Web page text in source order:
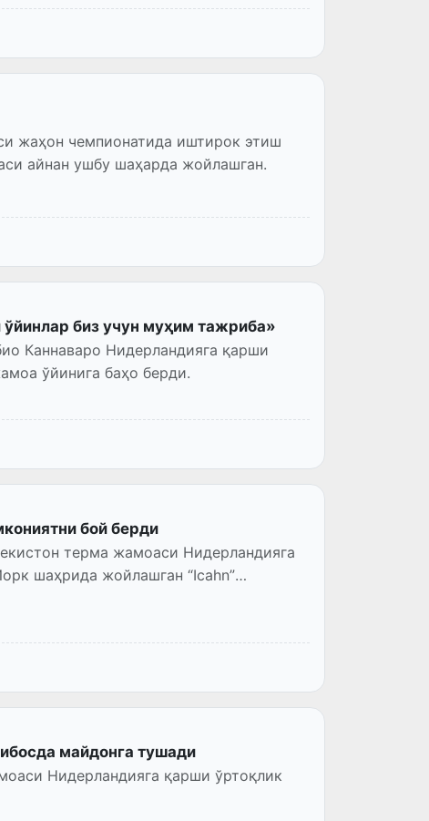
жаҳон чемпионатида иштирок этиш
айнан ушбу шаҳарда жойлашган.
биз учун муҳим тажриба»
Каннаваро Нидерландияга қарши
ўйинига баҳо берди.
бой берди
терма жамоаси Нидерландияга
шаҳрида жойлашган “Icahn”
майдонга тушади
Нидерландияга қарши ўртоқлик